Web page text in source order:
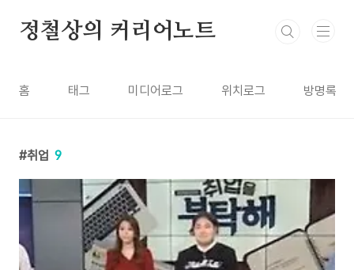
정철상의 커리어노트
홈 태그 미디어로그 위치로그 방명록
취업 9